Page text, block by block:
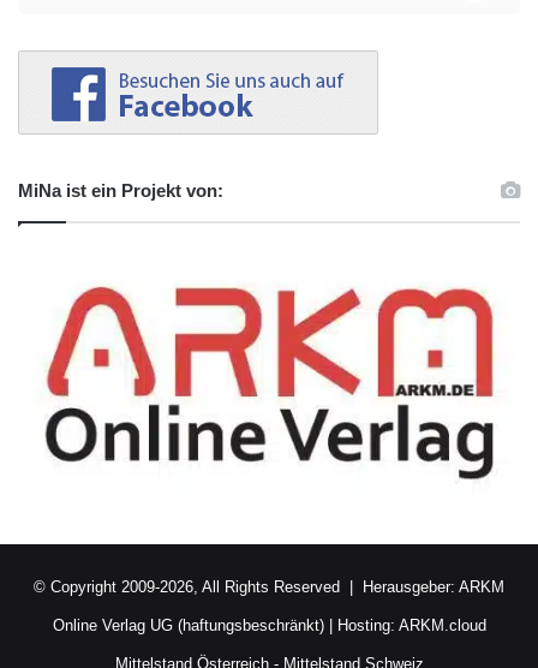
MiNa ist ein Projekt von:
© Copyright 2009-2026, All Rights Reserved | Herausgeber: ARKM
Online Verlag UG (haftungsbeschränkt)| Hosting: ARKM.cloud
Mittelstand Österreich- Mittelstand Schweiz